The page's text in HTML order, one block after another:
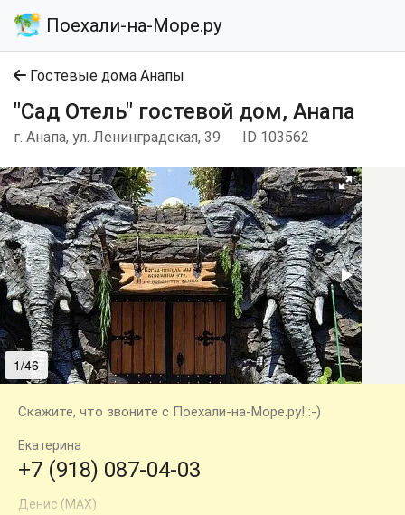
Поехали-на-Море.ру
Гостевые дома Анапы
"Сад Отель" гостевой дом, Анапа
г. Анапа, ул. Ленинградская, 39 ID 103562
1/46
Скажите, что звоните с Поехали-на-Море.ру! :-)
Екатерина
+7 (918) 087-04-03
Денис (MAX)